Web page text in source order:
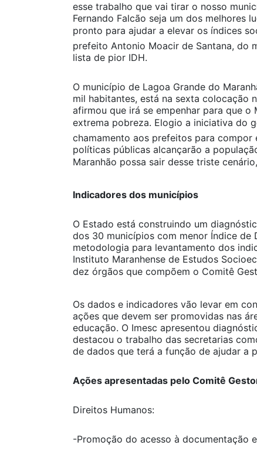
esse trabalho que vai tirar o nosso
Fernando Falcão seja um dos melhores
pronto para ajudar a elevar os índices
prefeito Antonio Moacir de Santana, do
lista de pior IDH.
O município de Lagoa Grande do
mil habitantes, está na sexta colocação
afirmou que irá se empenhar para que
extrema pobreza. Elogio a iniciativa do
chamamento aos prefeitos para
políticas públicas alcançarão a
Maranhão possa sair desse triste
Indicadores dos municípios
O Estado está construindo um
dos 30 municípios com menor Índice de
metodologia para levantamento dos
Instituto Maranhense de Estudos
dez órgãos que compõem o Comitê
Os dados e indicadores vão levar em
ações que devem ser promovidas nas
educação. O Imesc apresentou
destacou o trabalho das secretarias
de dados que terá a função de ajudar a
Ações apresentadas pelo Comitê
Direitos Humanos:
-Promoção do acesso à documentação